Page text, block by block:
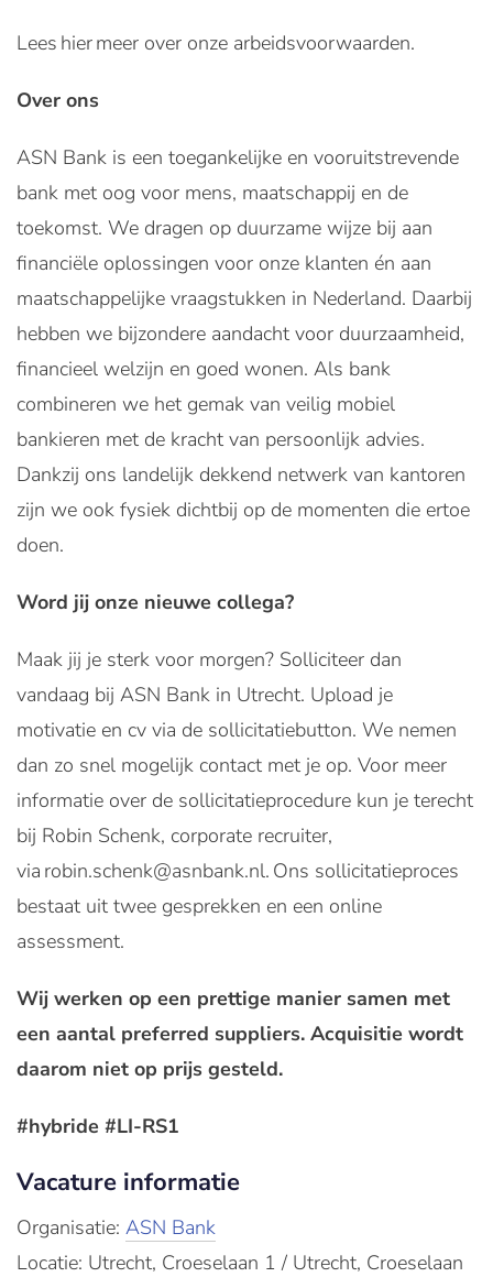
Lees hier meer over onze arbeidsvoorwaarden.
Over ons
ASN Bank is een toegankelijke en vooruitstrevende
bank met oog voor mens, maatschappij en de
toekomst. We dragen op duurzame wijze bij aan
financiële oplossingen voor onze klanten én aan
maatschappelijke vraagstukken in Nederland. Daarbij
hebben we bijzondere aandacht voor duurzaamheid,
financieel welzijn en goed wonen. Als bank
combineren we het gemak van veilig mobiel
bankieren met de kracht van persoonlijk advies.
Dankzij ons landelijk dekkend netwerk van kantoren
zijn we ook fysiek dichtbij op de momenten die ertoe
doen.
Word jij onze nieuwe collega?
Maak jij je sterk voor morgen? Solliciteer dan
vandaag bij ASN Bank in Utrecht. Upload je
motivatie en cv via de sollicitatiebutton. We nemen
dan zo snel mogelijk contact met je op. Voor meer
informatie over de sollicitatieprocedure kun je terecht
bij Robin Schenk, corporate recruiter,
via robin.schenk@asnbank.nl. Ons sollicitatieproces
bestaat uit twee gesprekken en een online
assessment.
Wij werken op een prettige manier samen met
een aantal preferred suppliers. Acquisitie wordt
daarom niet op prijs gesteld.
#hybride #LI-RS1
Vacature informatie
Organisatie: ASN Bank
Locatie: Utrecht, Croeselaan 1 / Utrecht, Croeselaan